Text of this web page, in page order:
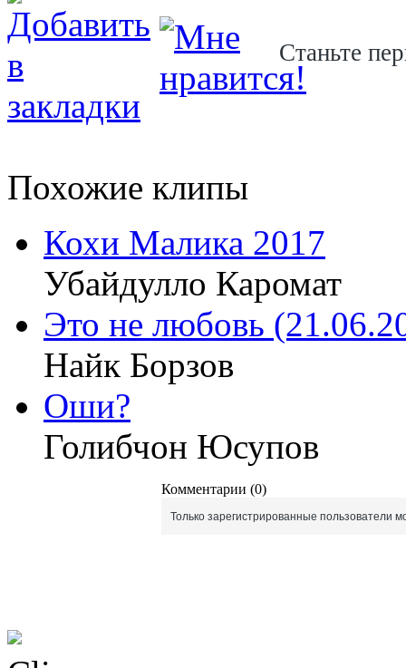
Станьте
Похожие клипы
Кохи Малика 2017
Убайдулло Каромат
Это не любовь
Найк Борзов
Оши?
Голибчон Юсупов
Комментарии (0)
Только зарегистрированные пользователи